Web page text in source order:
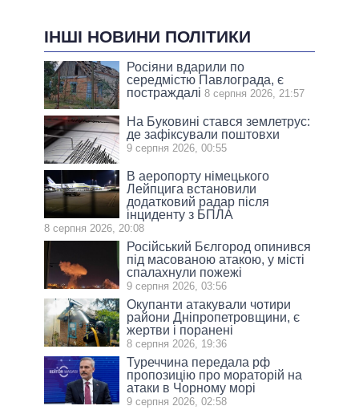
ІНШІ НОВИНИ ПОЛІТИКИ
Росіяни вдарили по
середмістю Павлограда, є
постраждалі 8 серпня 2026, 21:57
На Буковині стався землетрус:
де зафіксували поштовхи
9 серпня 2026, 00:55
В аеропорту німецького
Лейпцига встановили
додатковий радар після
інциденту з БПЛА
8 серпня 2026, 20:08
Російський Бєлгород опинився
під масованою атакою, у місті
спалахнули пожежі
9 серпня 2026, 03:56
Окупанти атакували чотири
райони Дніпропетровщини, є
жертви і поранені
8 серпня 2026, 19:36
Туреччина передала рф
пропозицію про мораторій на
атаки в Чорному морі
9 серпня 2026, 02:58